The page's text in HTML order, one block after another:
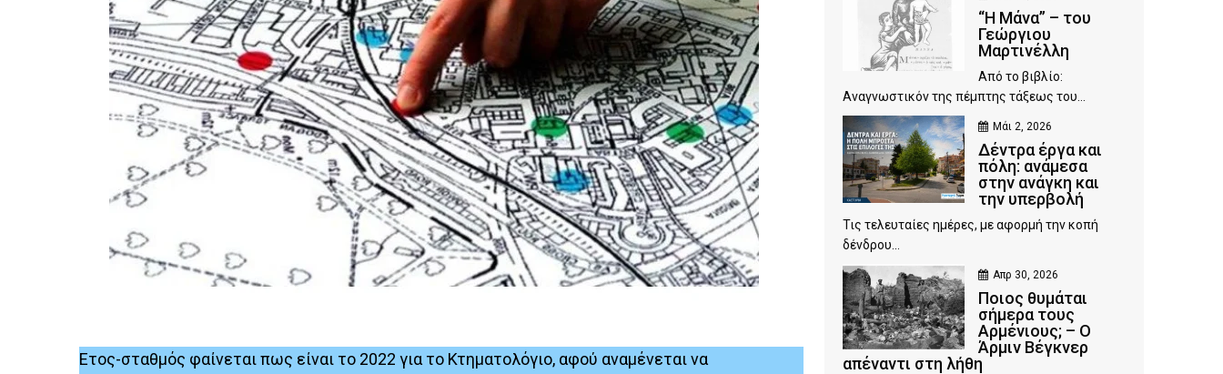
Ετος-σταθμός φαίνεται πως είναι το 2022 για το Κτηματολόγιο, αφού αναμένεται να
“Η Μάνα” – του
Γεώργιου
Μαρτινέλλη
Από το βιβλίο:
Αναγνωστικόν της πέμπτης τάξεως του...
Μάι 2, 2026
Δέντρα έργα και
πόλη: ανάμεσα
στην ανάγκη και
την υπερβολή
Τις τελευταίες ημέρες, με αφορμή την κοπή
δένδρου...
Απρ 30, 2026
Ποιος θυμάται
σήμερα τους
Αρμένιους; – Ο
Άρμιν Βέγκνερ
απέναντι στη λήθη